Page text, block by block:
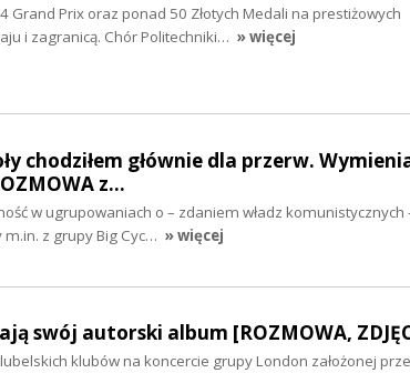
Grand Prix oraz ponad 50 Złotych Medali na prestiżowych
i zagranicą. Chór Politechniki… » więcej
chodziłem głównie dla przerw.
z…
w ugrupowaniach o – zdaniem władz komunistycznych
z grupy Big Cyc… » więcej
swój autorski album [ROZMOWA,
klubów na koncercie grupy London założonej